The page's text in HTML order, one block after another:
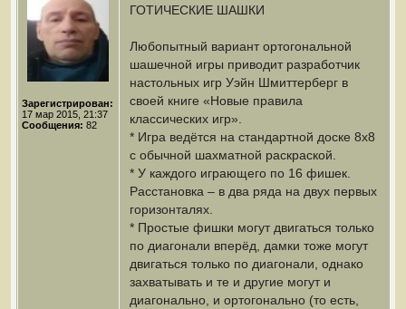
Зарегистрирован:
17 мар 2015, 21:37
Сообщения: 82
ГОТИЧЕСКИЕ ШАШКИ
Любопытный вариант ортогональной
шашечной игры приводит разработчик
настольных игр Уэйн Шмиттерберг в
своей книге «Новые правила
классических игр».
* Игра ведётся на стандартной доске 8х8
с обычной шахматной раскраской.
* У каждого играющего по 16 фишек.
Расстановка – в два ряда на двух первых
горизонталях.
* Простые фишки могут двигаться только
по диагонали вперёд, дамки тоже могут
двигаться только по диагонали, однако
захватывать и те и другие могут и
диагонально, и ортогонально (то есть,